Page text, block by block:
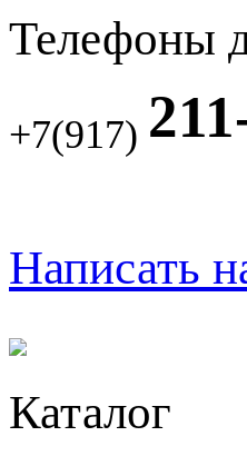
Телефоны
+7(917)
Написать
Каталог